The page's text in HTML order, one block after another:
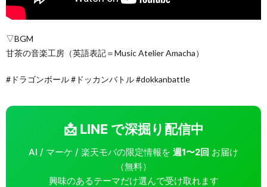
▽BGM
甘茶の音楽工房（英語表記＝Music Atelier Amacha）
#ドラゴンボール #ドッカンバトル #dokkanbattle
📩 LINE で深掘り配信中
AI / マーケ / 楽天モバの限定情報を 週1〜2回 お届け
（無料）
興味のあるテーマだけ選んで受け取れます